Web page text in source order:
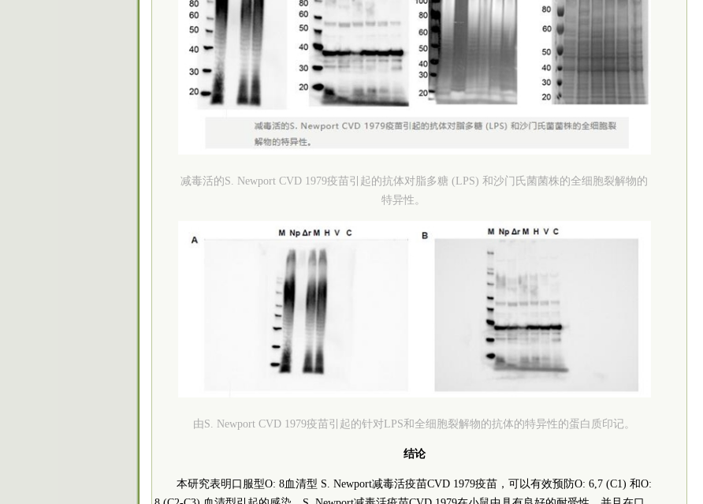
减毒活的S. Newport CVD 1979疫苗引起的抗体对脂多糖 (LPS) 和沙门氏菌菌株的全细胞裂解物的
特异性。
由S. Newport CVD 1979疫苗引起的针对LPS和全细胞裂解物的抗体的特异性的蛋白质印记。
结论
本研究表明口服型O: 8血清型 S. Newport减毒活疫苗CVD 1979疫苗，可以有效预防O: 6,7 (C1) 和O: